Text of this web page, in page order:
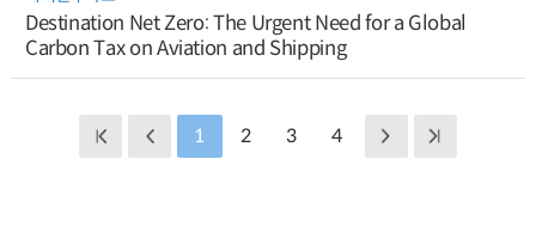
Destination Net Zero: The Urgent Need for a Global
Carbon Tax on Aviation and Shipping
1 2 3 4